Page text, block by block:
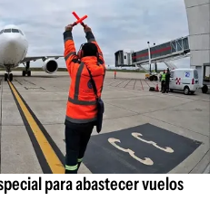
para abastecer vuelos